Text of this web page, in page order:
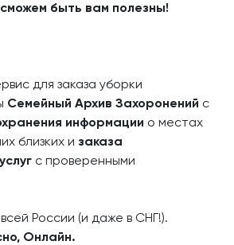
быть вам полезны!
для заказа уборки
Семейный Архив Захоронений с
информации о местах
близких и заказа
с проверенными
России (и даже в СНГ!).
Онлайн.